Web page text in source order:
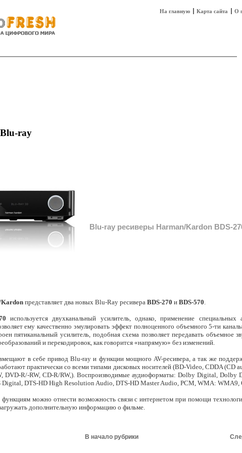
На главную Карта сайта О
ray
Blu-ray ресиверы Harman/Kardon BDS-
представляет два новых Blu-Ray ресивера BDS-270 и BDS-570.
используется двухканальный усилитель, однако, применение специальных
ему качественно эмулировать эффект полноценного объемного 5-ти
пятиканальный усилитель, подобная схема позволяет передавать объемное
и перекодировок, как говорится «напрямую» без изменений.
в себе привод Blu-ray и функции мощного AV-ресивера, а так же
практически со всеми типами дисковых носителей (BD-Video, CDDA (CD
DVD-R/-RW, CD-R/RW,). Воспроизводимые аудиоформаты: Dolby Digital, Dolby
Digital, DTS-HD High Resolution Audio, DTS-HD Master Audio, PCM, WMA: WMA9,
можно отнести возможность связи с интернетом при помощи
дополнительную информацию о фильме.
В начало рубрики